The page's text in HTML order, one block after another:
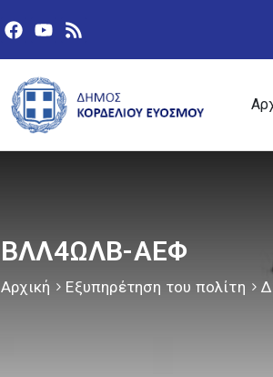
ΒΛΛ4ΩΛΒ-ΑΕΦ
Αρχική Εξυπηρέτηση του πολίτη